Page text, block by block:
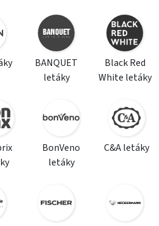
BANQUET
letáky
Black Red
White letáky
BonVeno
letáky
C&A letáky